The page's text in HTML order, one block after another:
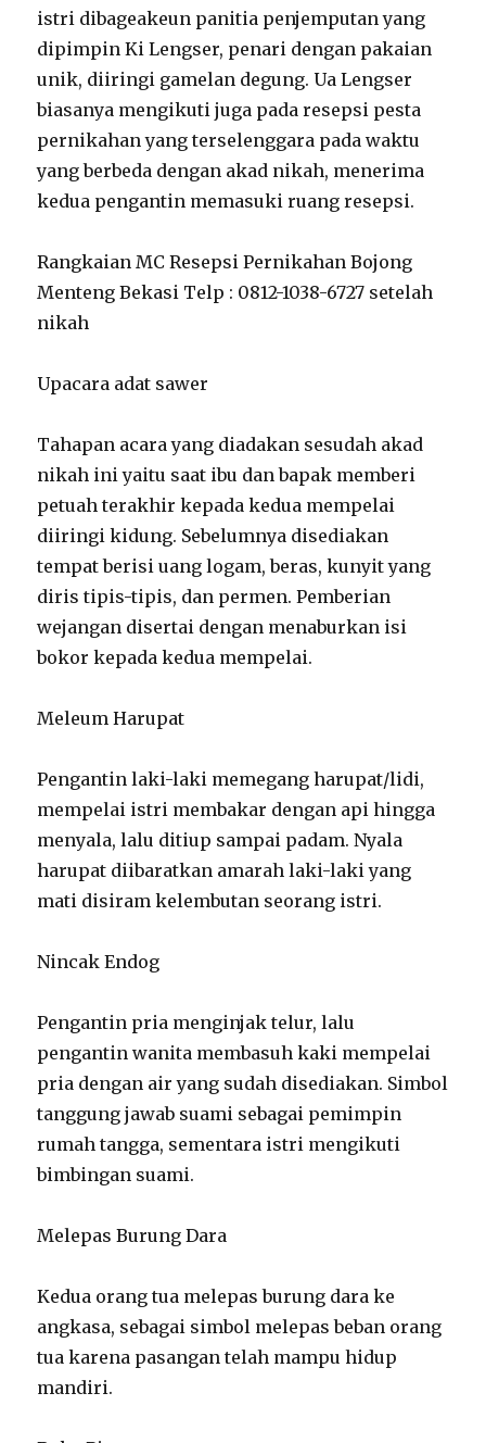
istri dibageakeun panitia penjemputan yang
dipimpin Ki Lengser, penari dengan pakaian
unik, diiringi gamelan degung. Ua Lengser
biasanya mengikuti juga pada resepsi pesta
pernikahan yang terselenggara pada waktu
yang berbeda dengan akad nikah, menerima
kedua pengantin memasuki ruang resepsi.
Rangkaian MC Resepsi Pernikahan Bojong
Menteng Bekasi Telp : 0812-1038-6727 setelah
nikah
Upacara adat sawer
Tahapan acara yang diadakan sesudah akad
nikah ini yaitu saat ibu dan bapak memberi
petuah terakhir kepada kedua mempelai
diiringi kidung. Sebelumnya disediakan
tempat berisi uang logam, beras, kunyit yang
diris tipis-tipis, dan permen. Pemberian
wejangan disertai dengan menaburkan isi
bokor kepada kedua mempelai.
Meleum Harupat
Pengantin laki-laki memegang harupat/lidi,
mempelai istri membakar dengan api hingga
menyala, lalu ditiup sampai padam. Nyala
harupat diibaratkan amarah laki-laki yang
mati disiram kelembutan seorang istri.
Nincak Endog
Pengantin pria menginjak telur, lalu
pengantin wanita membasuh kaki mempelai
pria dengan air yang sudah disediakan. Simbol
tanggung jawab suami sebagai pemimpin
rumah tangga, sementara istri mengikuti
bimbingan suami.
Melepas Burung Dara
Kedua orang tua melepas burung dara ke
angkasa, sebagai simbol melepas beban orang
tua karena pasangan telah mampu hidup
mandiri.